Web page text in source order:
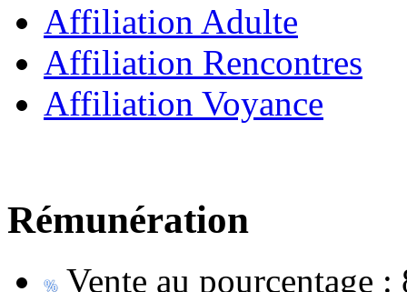
Affiliation Adulte
Affiliation Rencontres
Affiliation Voyance
Rémunération
Vente au pourcentage :